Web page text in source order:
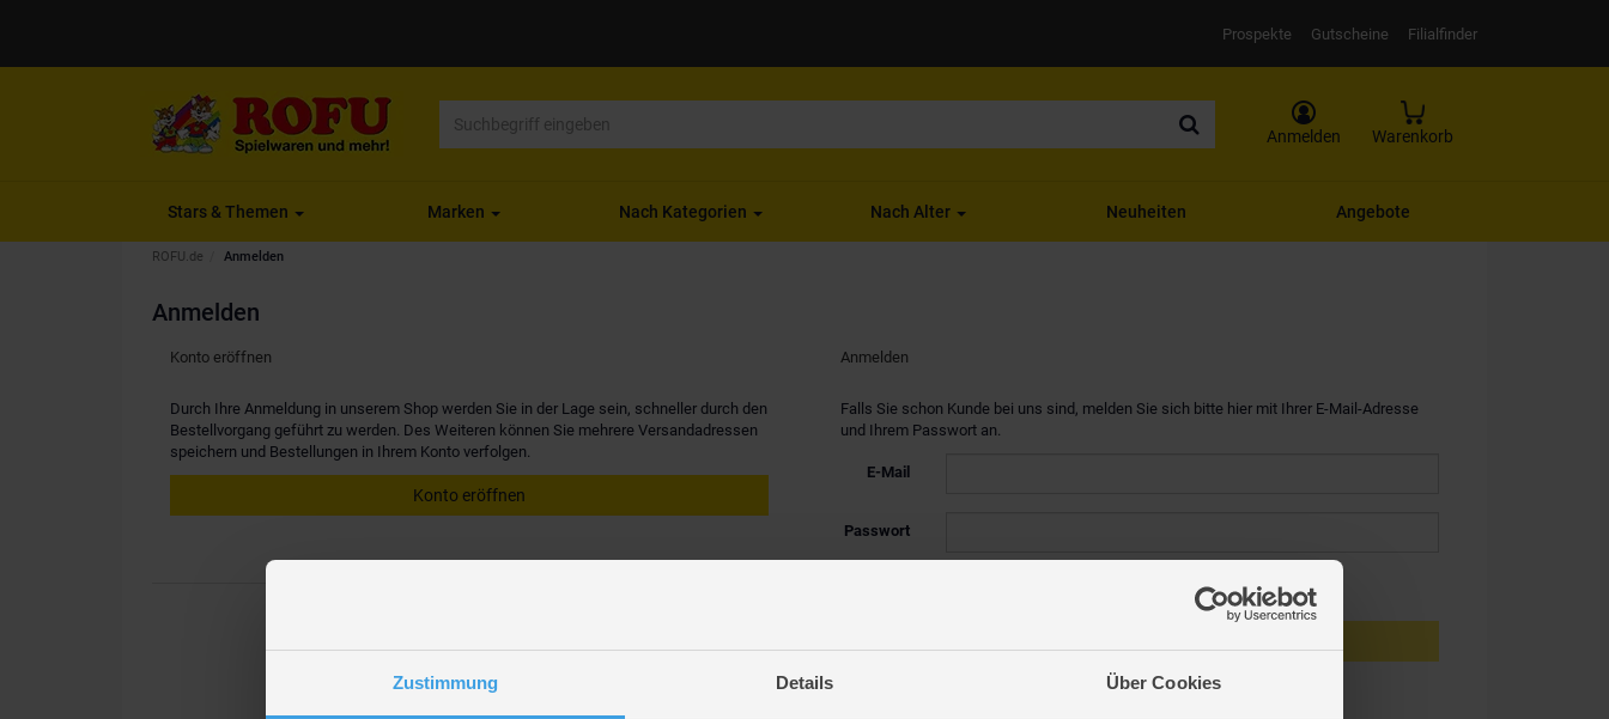
Zustimmung Details Über Cookies
Prospekte Gutscheine Filialfinder
Anmelden Warenkorb
Stars & Themen Marken Nach Kategorien Nach Alter Neuheiten Angebote
ROFU.de Anmelden
Anmelden
Anmelden
Falls Sie schon Kunde bei uns sind, melden Sie sich bitte hier mit Ihrer E-Mail-Adresse
und Ihrem Passwort an.
E-Mail
Passwort
Konto eröffnen
Durch Ihre Anmeldung in unserem Shop werden Sie in der Lage sein, schneller durch den
Bestellvorgang geführt zu werden. Des Weiteren können Sie mehrere Versandadressen
speichern und Bestellungen in Ihrem Konto verfolgen.
Konto eröffnen